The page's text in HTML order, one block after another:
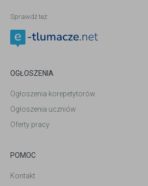
Sprawdź też:
OGŁOSZENIA
Ogłoszenia korepetytorów
Ogłoszenia uczniów
Oferty pracy
POMOC
Kontakt